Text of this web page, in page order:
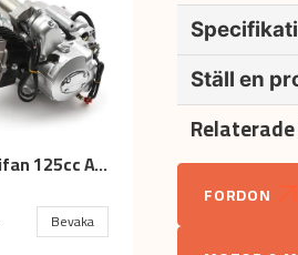
Motor Lifan 125cc ATV 3+1 - Halvautomat
Bevaka
Tekniska
Tekniska
Växellåda
Ställ en
question
Fråga oss
FORDON